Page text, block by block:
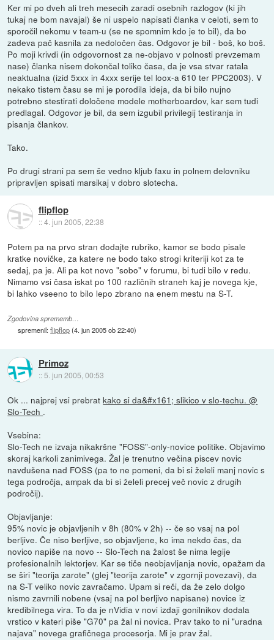
Ker mi po dveh ali treh mesecih zaradi osebnih razlogov (ki jih
tukaj ne bom navajal) še ni uspelo napisati članka v celoti, sem to
sporočil nekomu v team-u (se ne spomnim kdo je to bil), da bo
zadeva pač kasnila za nedoločen čas. Odgovor je bil - boš, ko boš.
Po moji krivdi (in odgovornost za ne-objavo v polnosti prevzemam
nase) članka nisem dokončal toliko časa, da je vsa stvar ratala
neaktualna (izid 5xxx in 4xxx serije tel loox-a 610 ter PPC2003). V
nekako tistem času se mi je porodila ideja, da bi bilo nujno
potrebno stestirati določene modele motherboardov, kar sem tudi
predlagal. Odgovor je bil, da sem izgubil privilegij testiranja in
pisanja člankov.
Tako.
Po drugi strani pa sem še vedno kljub faxu in polnem delovniku
pripravljen spisati marsikaj v dobro slotecha.
flipflop
::4. jun 2005, 22:38
Potem pa na prvo stran dodajte rubriko, kamor se bodo pisale
kratke novičke, za katere ne bodo tako strogi kriteriji kot za te
sedaj, pa je. Ali pa kot novo "sobo" v forumu, bi tudi bilo v redu.
Nimamo vsi časa iskat po 100 različnih straneh kaj je novega kje,
bi lahko vseeno to bilo lepo zbrano na enem mestu na S-T.
Zgodovina sprememb…
spremenil:flipflop(4. jun 2005 ob 22:40)
Primoz
:: 5. jun 2005, 00:53
Ok ... najprej vsi prebratkako si da&#x161; slikico v slo-techu. @
Slo-Tech .
Vsebina:
Slo-Tech ne izvaja nikakršne "FOSS"-only-novice politike. Objavimo
skoraj karkoli zanimivega. Žal je trenutno večina piscev novic
navdušena nad FOSS (pa to ne pomeni, da bi si želeli manj novic s
tega področja, ampak da bi si želeli precej več novic z drugih
področij).
Objavljanje:
95% novic je objavljenih v 8h (80% v 2h) -- če so vsaj na pol
berljive. Če niso berljive, so objavljene, ko ima nekdo čas, da
novico napiše na novo -- Slo-Tech na žalost še nima legije
profesionalnih lektorjev. Kar se tiče neobjavljanja novic, opažam da
se širi "teorija zarote" (glej "teorija zarote" v zgornji povezavi), da
na S-T veliko novic zavračamo. Upam si reči, da že zelo dolgo
nismo zavrnili nobene (vsaj na pol berljivo napisane) novice iz
kredibilnega vira. To da je nVidia v novi izdaji gonilnikov dodala
vrstico v kateri piše "G70" pa žal ni novica. Prav tako to ni "uradna
najava" novega grafičnega procesorja. Mi je prav žal.